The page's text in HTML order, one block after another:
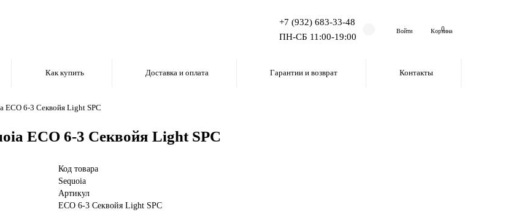
+7 (932) 683-33-48
ПН-СБ 11:00-19:00
Войти 0
Корзина
Как купить Доставка и оплата Гарантии и возврат Контакты
ECO 6-3 Секвойя Light SPC
ECO 6-3 Секвойя Light SPC
Код товара
Sequoia
Артикул
ECO 6-3 Секвойя Light SPC